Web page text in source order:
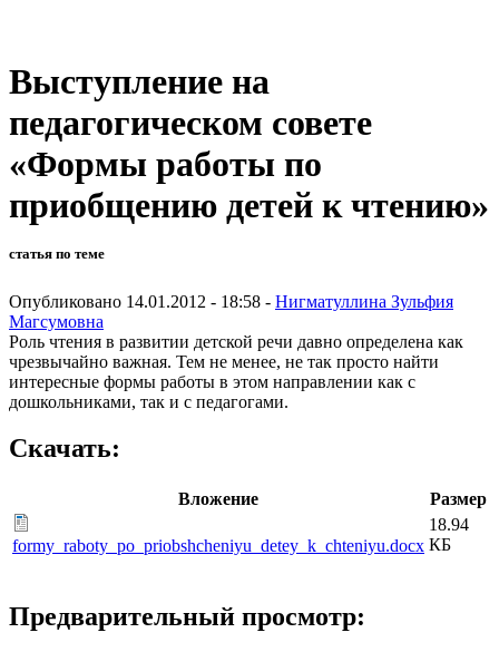
Выступление на
педагогическом совете
«Формы работы по
приобщению детей к чтению»
статья по теме
Опубликовано 14.01.2012 - 18:58 - Нигматуллина Зульфия
Магсумовна
Роль чтения в развитии детской речи давно определена как
чрезвычайно важная. Тем не менее, не так просто найти
интересные формы работы в этом направлении как с
дошкольниками, так и с педагогами.
Скачать:
Вложение Размер
formy_raboty_po_priobshcheniyu_detey_k_chteniyu.docx
18.94
КБ
Предварительный просмотр: